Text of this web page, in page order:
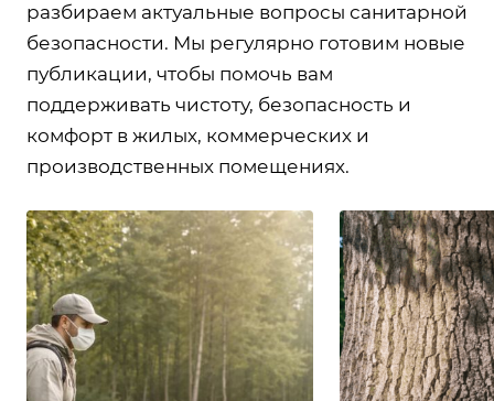
разбираем актуальные вопросы санитарной
безопасности. Мы регулярно готовим новые
публикации, чтобы помочь вам
поддерживать чистоту, безопасность и
комфорт в жилых, коммерческих и
производственных помещениях.